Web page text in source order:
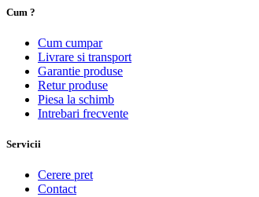
Cum ?
Cum cumpar
Livrare si transport
Garantie produse
Retur produse
Piesa la schimb
Intrebari frecvente
Servicii
Cerere pret
Contact